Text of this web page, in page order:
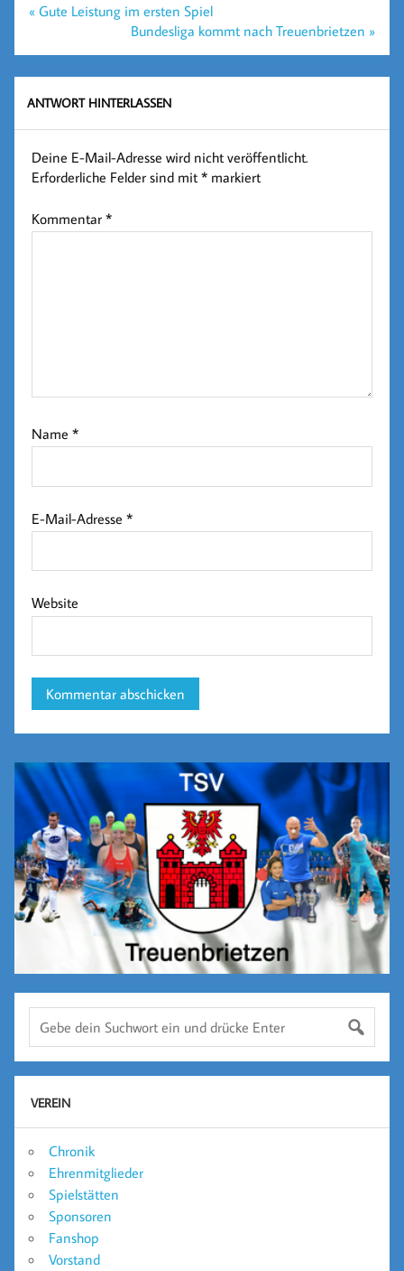
Beitragsnavigation
« Gute Leistung im ersten Spiel
Bundesliga kommt nach Treuenbrietzen »
ANTWORT HINTERLASSEN
Deine E-Mail-Adresse wird nicht veröffentlicht.
Erforderliche Felder sind mit* markiert
Kommentar*
Name*
E-Mail-Adresse*
Website
VEREIN
Chronik
Ehrenmitglieder
Spielstätten
Sponsoren
Fanshop
Vorstand